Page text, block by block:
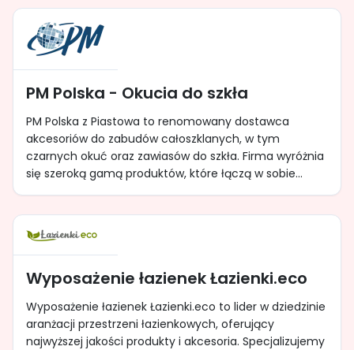
PM Polska - Okucia do szkła
PM Polska z Piastowa to renomowany dostawca
akcesoriów do zabudów całoszklanych, w tym
czarnych okuć oraz zawiasów do szkła. Firma wyróżnia
się szeroką gamą produktów, które łączą w sobie...
Wyposażenie łazienek Łazienki.eco
Wyposażenie łazienek Łazienki.eco to lider w dziedzinie
aranżacji przestrzeni łazienkowych, oferujący
najwyższej jakości produkty i akcesoria. Specjalizujemy